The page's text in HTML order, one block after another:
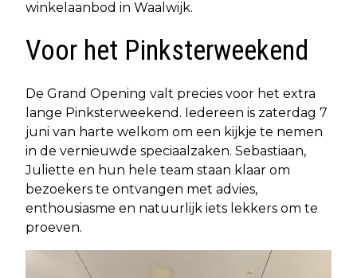
winkelaanbod in Waalwijk.
Voor het Pinksterweekend
De Grand Opening valt precies voor het extra
lange Pinksterweekend. Iedereen is zaterdag 7
juni van harte welkom om een kijkje te nemen
in de vernieuwde speciaalzaken. Sebastiaan,
Juliette en hun hele team staan klaar om
bezoekers te ontvangen met advies,
enthousiasme en natuurlijk iets lekkers om te
proeven.